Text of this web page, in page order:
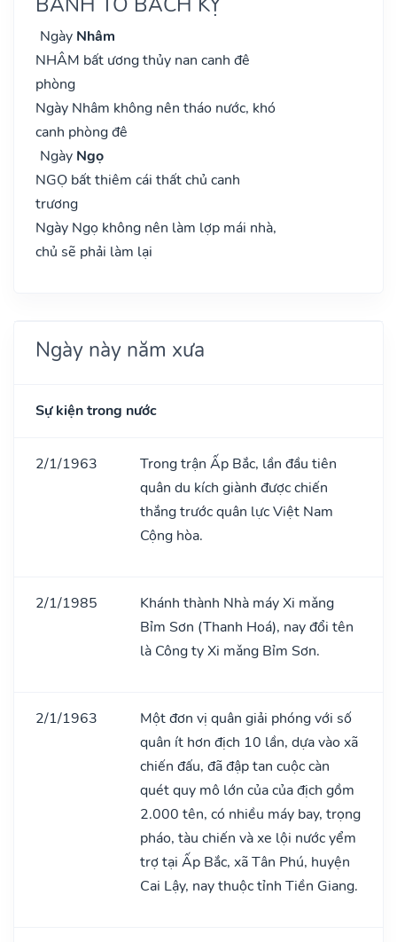
Ngày Nhâm
NHÂM bất ương thủy nan canh đê
phòng
Ngày Nhâm không nên tháo nước, khó
canh phòng đê
Ngày Ngọ
NGỌ bất thiêm cái thất chủ canh
trương
Ngày Ngọ không nên làm lợp mái nhà,
chủ sẽ phải làm lại
Ngày này năm xưa
Sự kiện trong nước
2/1/1963
Trong trận Ấp Bắc, lần đầu tiên
quân du kích giành được chiến
thắng trước quân lực Việt Nam
Cộng hòa.
2/1/1985
Khánh thành Nhà máy Xi mǎng
Bỉm Sơn (Thanh Hoá), nay đổi tên
là Công ty Xi mǎng Bỉm Sơn.
2/1/1963
Một đơn vị quân giải phóng với số
quân ít hơn địch 10 lần, dựa vào xã
chiến đấu, đã đập tan cuộc càn
quét quy mô lớn của của địch gồm
2.000 tên, có nhiều máy bay, trọng
pháo, tàu chiến và xe lội nước yểm
trợ tại Ấp Bắc, xã Tân Phú, huyện
Cai Lậy, nay thuộc tỉnh Tiền Giang.